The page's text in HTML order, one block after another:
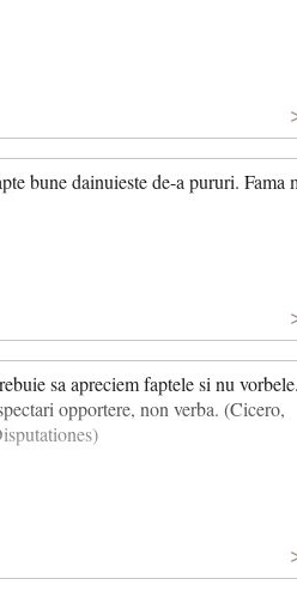
bune dainuieste de-a pururi. Fama
sa apreciem faptele si nu
opportere, non verba. (Cicero,